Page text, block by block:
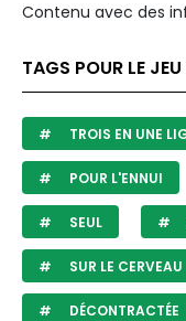
Contenu avec des
TAGS POUR LE
TROIS EN UNE
POUR L'ENNUI
SEUL
SUR LE CERVEAU
DÉCONTRACTÉE